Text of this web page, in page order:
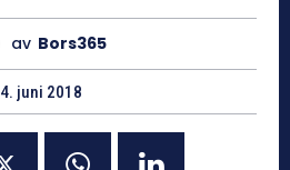
av Bors365
4. juni 2018